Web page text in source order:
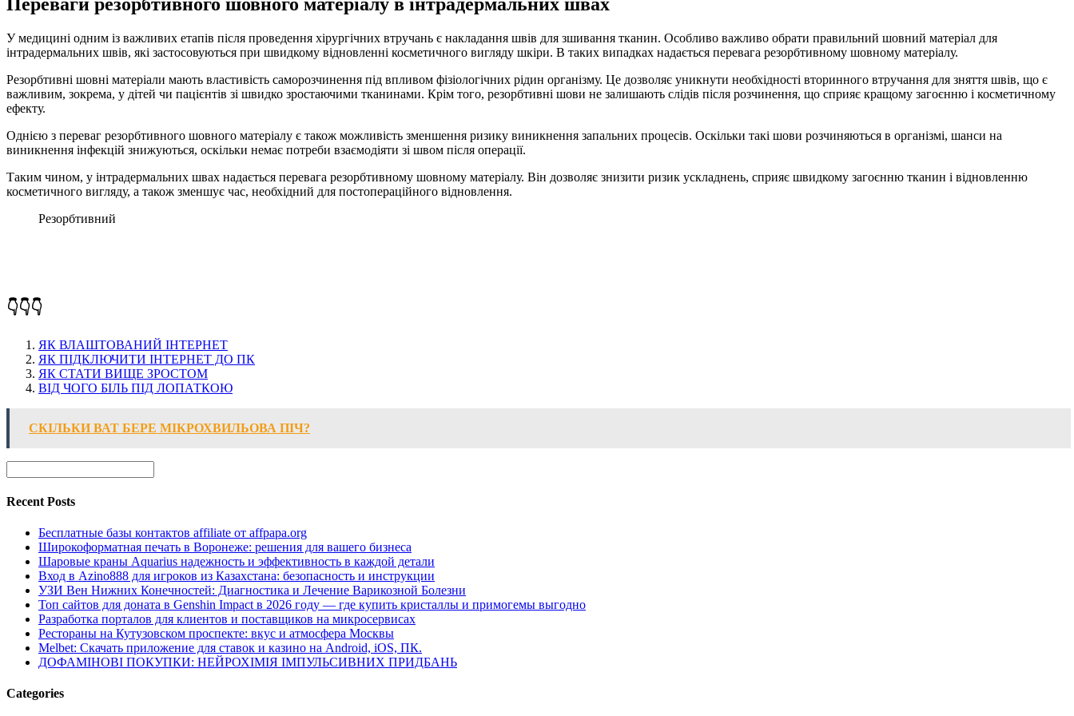
Переваги резорбтивного шовного матеріалу в інтрадермальних швах
У медицині одним із важливих етапів після проведення хірургічних втручань є накладання швів для зшивання тканин. Особливо важливо обрати правильний шовний матеріал для
інтрадермальних швів, які застосовуються при швидкому відновленні косметичного вигляду шкіри. В таких випадках надається перевага резорбтивному шовному матеріалу.
Резорбтивні шовні матеріали мають властивість саморозчинення під впливом фізіологічних рідин організму. Це дозволяє уникнути необхідності вторинного втручання для зняття швів, що є
важливим, зокрема, у дітей чи пацієнтів зі швидко зростаючими тканинами. Крім того, резорбтивні шови не залишають слідів після розчинення, що сприяє кращому загоєнню і косметичному
ефекту.
Однією з переваг резорбтивного шовного матеріалу є також можливість зменшення ризику виникнення запальних процесів. Оскільки такі шови розчиняються в організмі, шанси на
виникнення інфекцій знижуються, оскільки немає потреби взаємодіяти зі швом після операції.
Таким чином, у інтрадермальних швах надається перевага резорбтивному шовному матеріалу. Він дозволяє знизити ризик ускладнень, сприяє швидкому загоєнню тканин і відновленню
косметичного вигляду, а також зменшує час, необхідний для постопераційного відновлення.
Резорбтивний
👇👇👇
ЯК ВЛАШТОВАНИЙ ІНТЕРНЕТ
ЯК ПІДКЛЮЧИТИ ІНТЕРНЕТ ДО ПК
ЯК СТАТИ ВИЩЕ ЗРОСТОМ
ВІД ЧОГО БІЛЬ ПІД ЛОПАТКОЮ
СКІЛЬКИ ВАТ БЕРЕ МІКРОХВИЛЬОВА ПІЧ?
Recent Posts
Бесплатные базы контактов affiliate от affpapa.org
Широкоформатная печать в Воронеже: решения для вашего бизнеса
Шаровые краны Aquarius надежность и эффективность в каждой детали
Вход в Azino888 для игроков из Казахстана: безопасность и инструкции
УЗИ Вен Нижних Конечностей: Диагностика и Лечение Варикозной Болезни
Топ сайтов для доната в Genshin Impact в 2026 году — где купить кристаллы и примогемы выгодно
Разработка порталов для клиентов и поставщиков на микросервисах
Рестораны на Кутузовском проспекте: вкус и атмосфера Москвы
Melbet: Скачать приложение для ставок и казино на Android, iOS, ПК.
ДОФАМІНОВІ ПОКУПКИ: НЕЙРОХІМІЯ ІМПУЛЬСИВНИХ ПРИДБАНЬ
Categories